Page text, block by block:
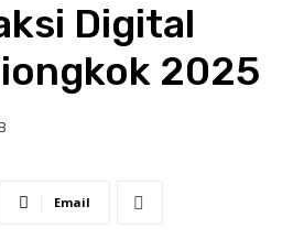
Digital
2025
Email